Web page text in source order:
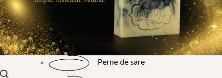
Cosmetice
Săruri de baie
Wellness
Perne de sare